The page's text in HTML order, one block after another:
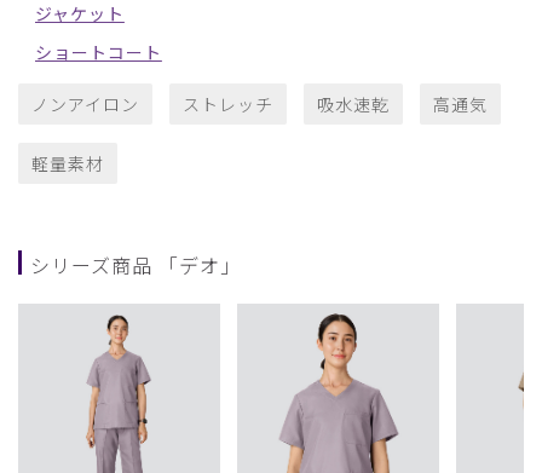
ジャケット
ショートコート
ノンアイロン ストレッチ 吸水速乾 高通気
軽量素材
シリーズ商品 「デオ」